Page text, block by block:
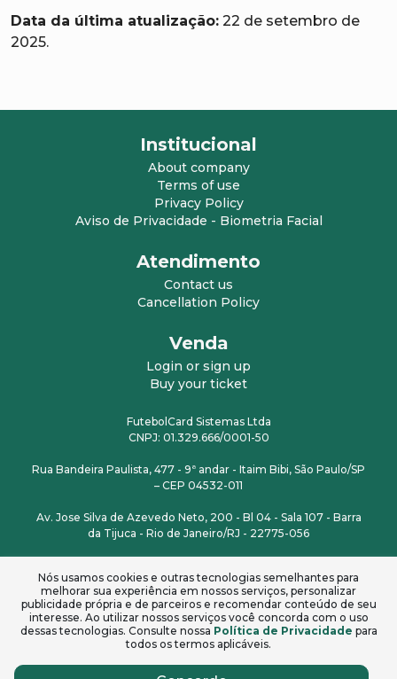
Data da última atualização: 22 de setembro de
2025.
Institucional
About company
Terms of use
Privacy Policy
Aviso de Privacidade - Biometria Facial
Atendimento
Contact us
Cancellation Policy
Venda
Login or sign up
Buy your ticket
FutebolCard Sistemas Ltda
CNPJ: 01.329.666/0001-50
Rua Bandeira Paulista, 477 - 9ª andar - Itaim Bibi, São Paulo/SP
– CEP 04532-011
Av. Jose Silva de Azevedo Neto, 200 - Bl 04 - Sala 107 - Barra
da Tijuca - Rio de Janeiro/RJ - 22775-056
Florianópolis/SC - 88075-110
Nós usamos cookies e outras tecnologias semelhantes para
melhorar sua experiência em nossos serviços, personalizar
publicidade própria e de parceiros e recomendar conteúdo de seu
interesse. Ao utilizar nossos serviços você concorda com o uso
dessas tecnologias. Consulte nossa Política de Privacidade para
todos os termos aplicáveis.